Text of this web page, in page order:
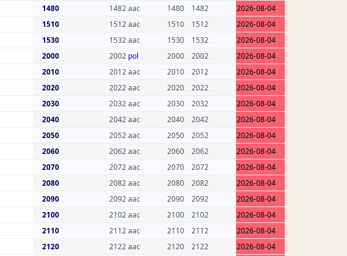
1480 1482 aac 1480 1482
2026-08-04
1510 1512 aac 1510 1512
2026-08-04
1530 1532 aac 1530 1532
2026-08-04
2000 2002 pol 2000 2002
2026-08-04
2010 2012 aac 2010 2012
2026-08-04
2020 2022 aac 2020 2022
2026-08-04
2030 2032 aac 2030 2032
2026-08-04
2040 2042 aac 2040 2042
2026-08-04
2050 2052 aac 2050 2052
2026-08-04
2060 2062 aac 2060 2062
2026-08-04
2070 2072 aac 2070 2072
2026-08-04
2080 2082 aac 2080 2082
2026-08-04
2090 2092 aac 2090 2092
2026-08-04
2100 2102 aac 2100 2102
2026-08-04
2110 2112 aac 2110 2112
2026-08-04
2120 2122 aac 2120 2122
2026-08-04